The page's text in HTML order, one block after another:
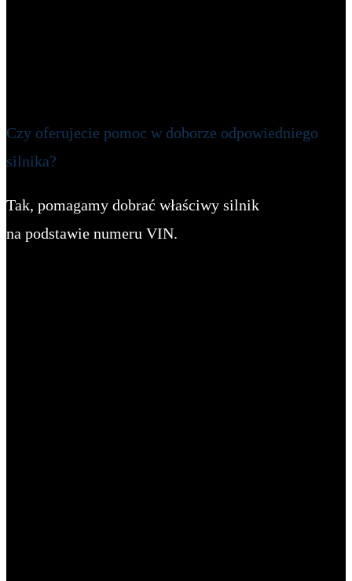
Czy oferujecie pomoc w doborze odpowiedniego
silnika?
Tak, pomagamy dobrać właściwy silnik
na podstawie numeru VIN.